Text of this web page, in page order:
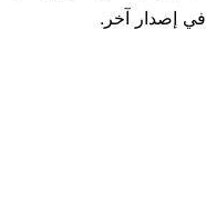
في إصدار آخر.